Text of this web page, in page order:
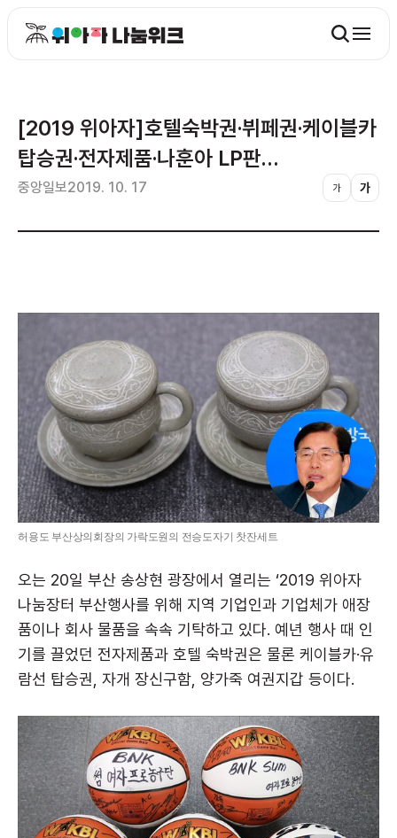
[2019 위아자]호텔숙박권·뷔페권·케이블카
탑승권·전자제품·나훈아 LP판…
중앙일보2019. 10. 17
허용도 부산상의회장의 가락도원의 전승도자기 찻잔세트
오는 20일 부산 송상현 광장에서 열리는 ‘2019 위아자
나눔장터 부산행사를 위해 지역 기업인과 기업체가 애장
품이나 회사 물품을 속속 기탁하고 있다. 예년 행사 때 인
기를 끌었던 전자제품과 호텔 숙박권은 물론 케이블카·유
람선 탑승권, 자개 장신구함, 양가죽 여권지갑 등이다.